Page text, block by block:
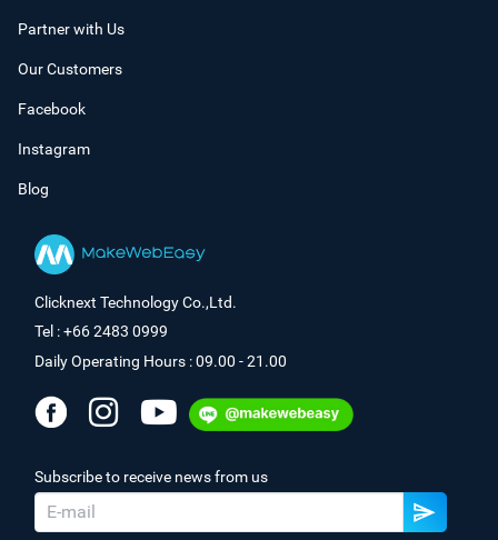
Partner with Us
Our Customers
Facebook
Instagram
Blog
Clicknext Technology Co.,Ltd.
Tel : +66 2483 0999
Daily Operating Hours : 09.00 - 21.00
Subscribe to receive news from us